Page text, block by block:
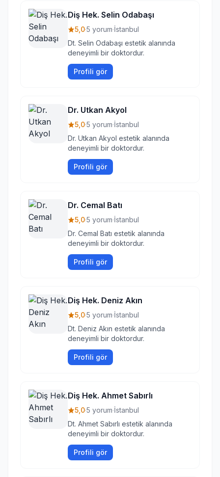
Diş Hek. Selin Odabaşı
5,0·5 yorum·İstanbul
Dt. Selin Odabaşı estetik alanında
deneyimli bir doktordur.
Profili gör
Dr. Utkan Akyol
5,0·5 yorum·İstanbul
Dr. Utkan Akyol estetik alanında
deneyimli bir doktordur.
Profili gör
Dr. Cemal Batı
5,0·5 yorum·İstanbul
Dr. Cemal Batı estetik alanında
deneyimli bir doktordur.
Profili gör
Diş Hek. Deniz Akın
5,0·5 yorum·İstanbul
Dt. Deniz Akın estetik alanında
deneyimli bir doktordur.
Profili gör
Diş Hek. Ahmet Sabırlı
5,0·5 yorum·İstanbul
Dt. Ahmet Sabırlı estetik alanında
deneyimli bir doktordur.
Profili gör